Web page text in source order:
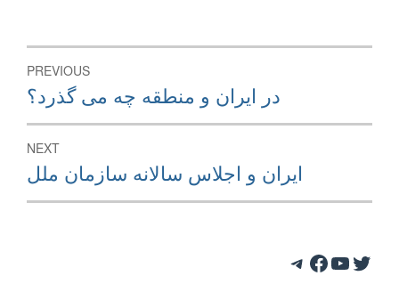
Post
navigation
PREVIOUS
Previous
post:
در ايران و منطقه چه می گذرد؟
NEXT
Next
post:
ايران و اجلاس سالانه سازمان ملل
Telegram Facebook YouTube Twitter